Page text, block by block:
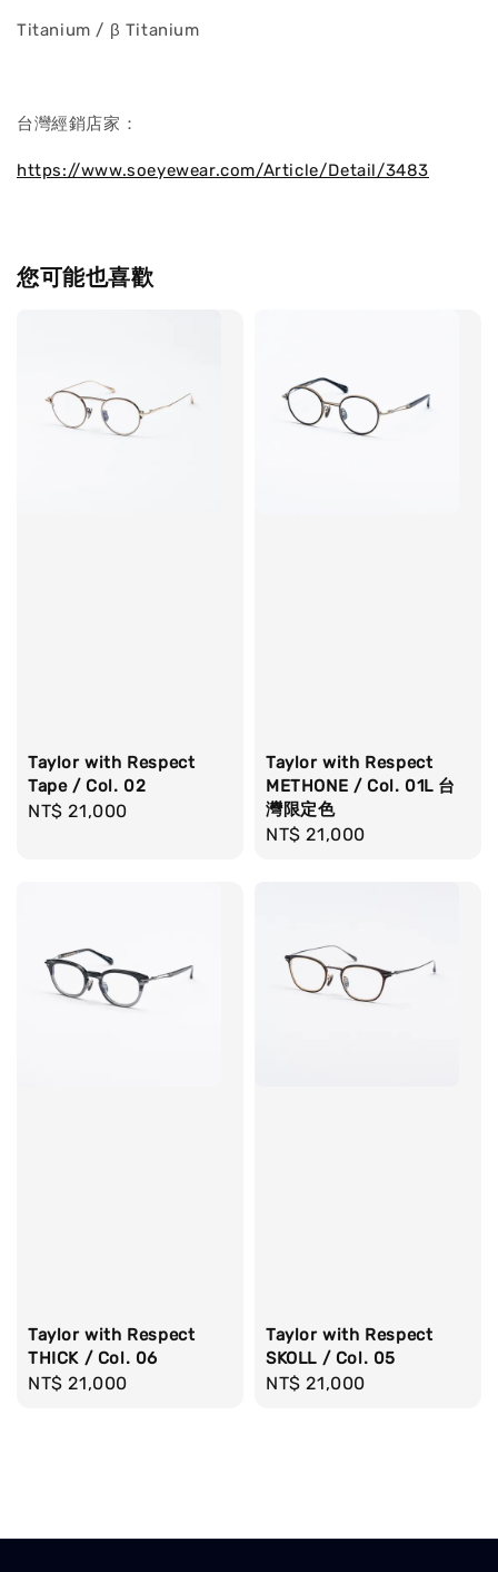
Titanium / β Titanium
台灣經銷店家：
https://www.soeyewear.com/Article/Detail/3483
您可能也喜歡
Taylor with Respect
Tape / Col. 02
Regular
NT$ 21,000
Taylor with Respect
METHONE / Col. 01L 台
灣限定色
Regular
NT$ 21,000
Taylor with Respect
THICK / Col. 06
Regular
NT$ 21,000
Taylor with Respect
SKOLL / Col. 05
Regular
NT$ 21,000